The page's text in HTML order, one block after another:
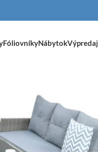
FóliovníkyNábytokVýpredaj